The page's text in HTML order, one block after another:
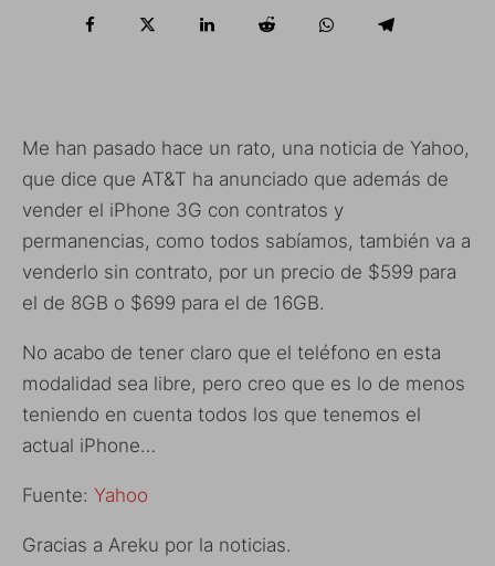
Me han pasado hace un rato, una noticia de Yahoo,
que dice que AT&T ha anunciado que además de
vender el iPhone 3G con contratos y
permanencias, como todos sabíamos, también va a
venderlo sin contrato, por un precio de $599 para
el de 8GB o $699 para el de 16GB.
No acabo de tener claro que el teléfono en esta
modalidad sea libre, pero creo que es lo de menos
teniendo en cuenta todos los que tenemos el
actual iPhone…
Fuente: Yahoo
Gracias a Areku por la noticias.